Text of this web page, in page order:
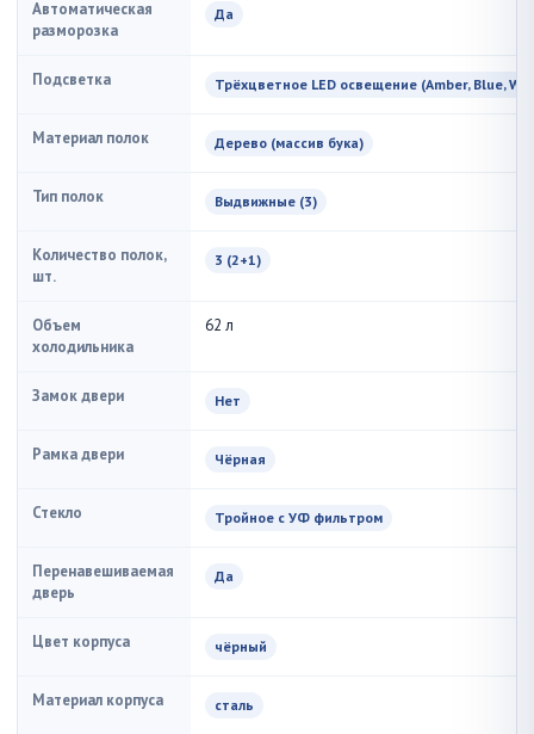
Автоматическая
разморозка
Да
Подсветка Трёхцветное LED освещение (Amber, Blue,
Материал полок Дерево (массив бука)
Тип полок Выдвижные (3)
Количество полок,
шт.
3 (2+1)
Объем
холодильника
62 л
Замок двери Нет
Рамка двери Чёрная
Стекло Тройное с УФ фильтром
Перенавешиваемая
дверь
Да
Цвет корпуса чёрный
Материал корпуса сталь